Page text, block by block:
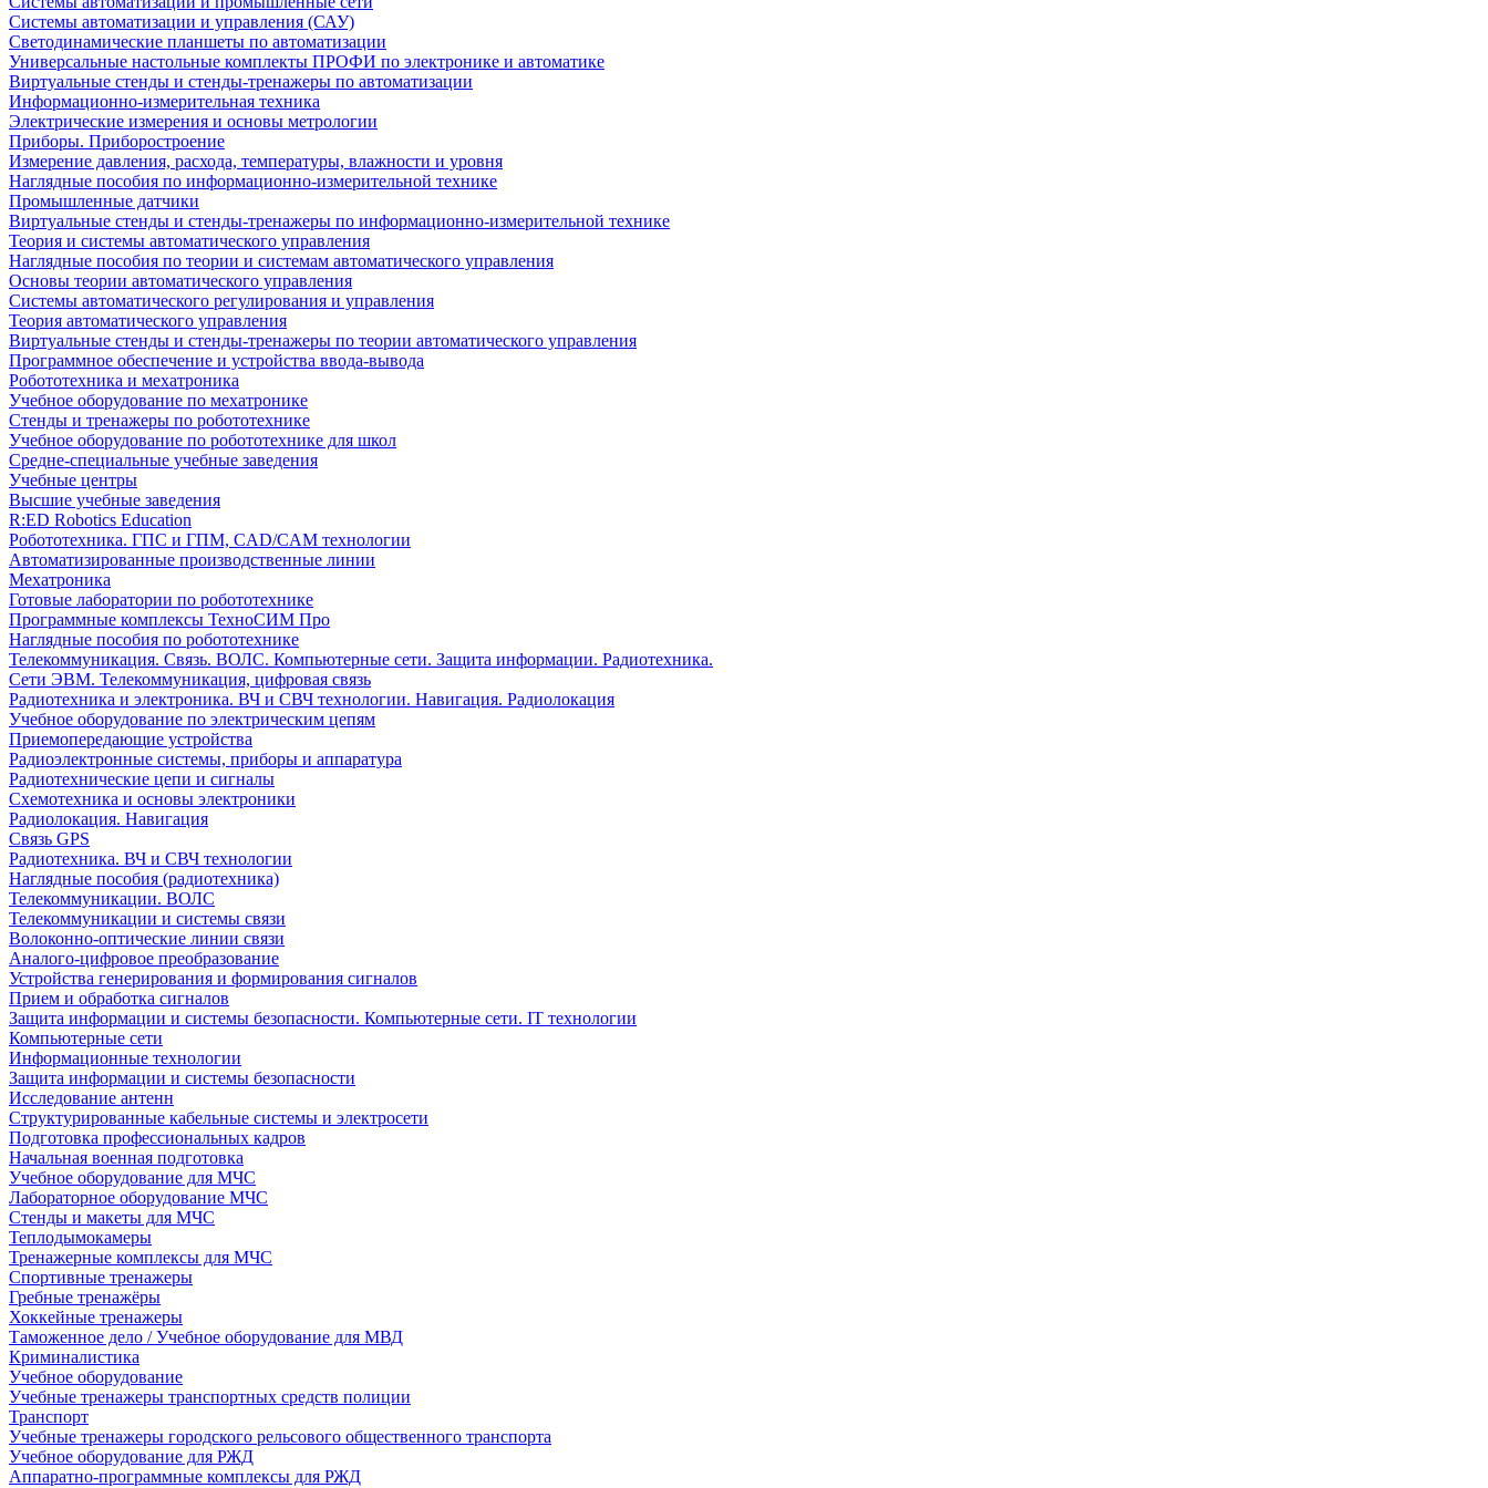
Системы автоматизации и управления (САУ)
Светодинамические планшеты по автоматизации
Универсальные настольные комплекты ПРОФИ по электронике и автоматике
Виртуальные стенды и стенды-тренажеры по автоматизации
Информационно-измерительная техника
Электрические измерения и основы метрологии
Приборы. Приборостроение
Измерение давления, расхода, температуры, влажности и уровня
Наглядные пособия по информационно-измерительной технике
Промышленные датчики
Виртуальные стенды и стенды-тренажеры по информационно-измерительной технике
Теория и системы автоматического управления
Наглядные пособия по теории и системам автоматического управления
Основы теории автоматического управления
Системы автоматического регулирования и управления
Теория автоматического управления
Виртуальные стенды и стенды-тренажеры по теории автоматического управления
Программное обеспечение и устройства ввода-вывода
Робототехника и мехатроника
Учебное оборудование по мехатронике
Стенды и тренажеры по робототехнике
Учебное оборудование по робототехнике для школ
Средне-специальные учебные заведения
Учебные центры
Высшие учебные заведения
R:ED Robotics Education
Робототехника. ГПС и ГПМ, CAD/CAM технологии
Автоматизированные производственные линии
Мехатроника
Готовые лаборатории по робототехнике
Программные комплексы ТехноСИМ Про
Наглядные пособия по робототехнике
Телекоммуникация. Связь. ВОЛС. Компьютерные сети. Защита информации. Радиотехника.
Сети ЭВМ. Телекоммуникация, цифровая связь
Радиотехника и электроника. ВЧ и СВЧ технологии. Навигация. Радиолокация
Учебное оборудование по электрическим цепям
Приемопередающие устройства
Радиоэлектронные системы, приборы и аппаратура
Радиотехнические цепи и сигналы
Схемотехника и основы электроники
Радиолокация. Навигация
Связь GPS
Радиотехника. ВЧ и СВЧ технологии
Наглядные пособия (радиотехника)
Телекоммуникации. ВОЛС
Телекоммуникации и системы связи
Волоконно-оптические линии связи
Аналого-цифровое преобразование
Устройства генерирования и формирования сигналов
Прием и обработка сигналов
Защита информации и системы безопасности. Компьютерные сети. IT технологии
Компьютерные сети
Информационные технологии
Защита информации и системы безопасности
Исследование антенн
Структурированные кабельные системы и электросети
Подготовка профессиональных кадров
Начальная военная подготовка
Учебное оборудование для МЧС
Лабораторное оборудование МЧС
Стенды и макеты для МЧС
Теплодымокамеры
Тренажерные комплексы для МЧС
Спортивные тренажеры
Гребные тренажёры
Хоккейные тренажеры
Таможенное дело / Учебное оборудование для МВД
Криминалистика
Учебное оборудование
Учебные тренажеры транспортных средств полиции
Транспорт
Учебные тренажеры городского рельсового общественного транспорта
Учебное оборудование для РЖД
Аппаратно-программные комплексы для РЖД